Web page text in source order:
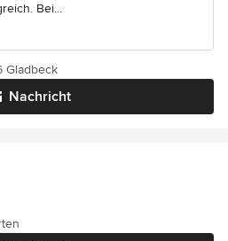
Bei...
Nachricht
Gladbeck